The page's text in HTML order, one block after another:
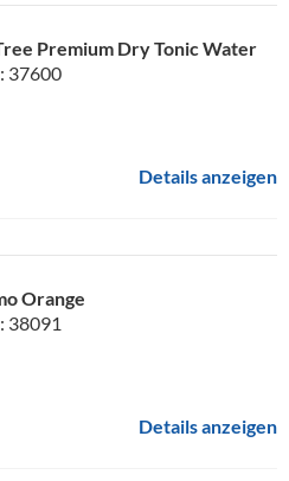
Premium Dry Tonic Water
37600
Details anzeigen
Orange
38091
Details anzeigen